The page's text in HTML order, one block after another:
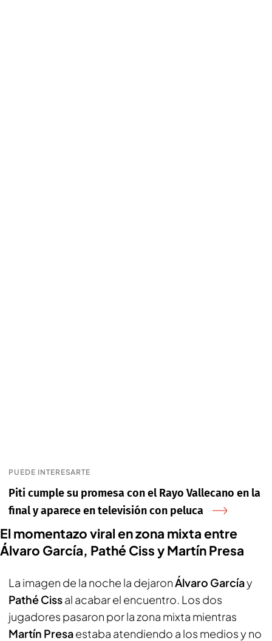
PUEDE INTERESARTE
Piti cumple su promesa con el Rayo Vallecano en la
final y aparece en televisión con peluca
El momentazo viral en zona mixta entre
Álvaro García, Pathé Ciss y Martín Presa
La imagen de la noche la dejaronÁlvaro Garcíay
Pathé Cissal acabar el encuentro. Los dos
jugadores pasaron por la zona mixta mientras
Martín Presaestaba atendiendo a los medios y no